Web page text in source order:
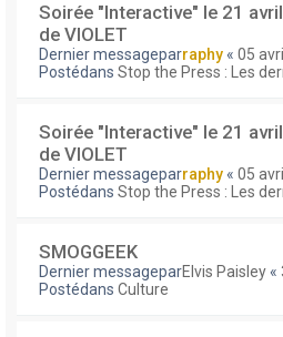
Soirée "Interactive" le 21
de VIOLET
Dernier messageparraphy « 05
Postédans Stop the Press : Les
Soirée "Interactive" le 21
de VIOLET
Dernier messageparraphy « 05
Postédans Stop the Press : Les
SMOGGEEK
Dernier messageparElvis Paisley «
Postédans Culture